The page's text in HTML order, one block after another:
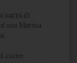
sacra di
Marina
cuore